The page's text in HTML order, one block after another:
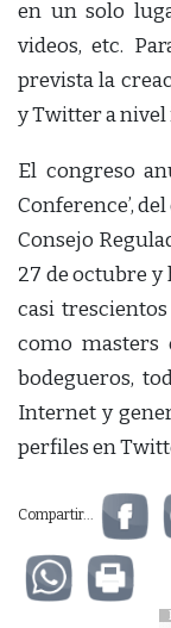
en un solo
videos, etc.
prevista la
y Twitter a
El congreso
Conference’,
Consejo
27 de octubre y
casi
como masters
bodegueros,
Internet y
perfiles en
Compartir...